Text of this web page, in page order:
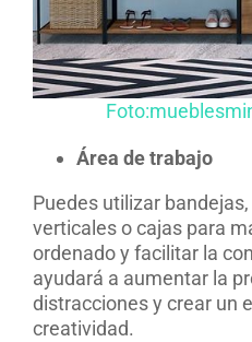
Área de trabajo
Puedes utilizar
verticales o cajas para
ordenado y facilitar la
ayudará a aumentar la
distracciones y crear un
creatividad.